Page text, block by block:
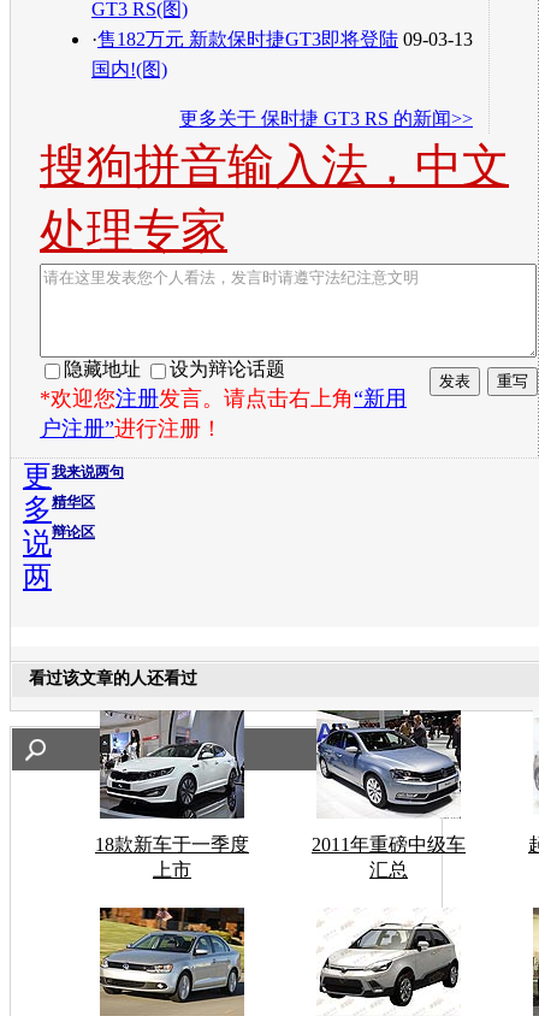
GT3 RS(图)
09-03-13
·售182万元 新款保时捷GT3即将登陆
国内!(图)
更多关于 保时捷 GT3 RS 的新闻>>
搜狗拼音输入法，中文
处理专家
隐藏地址 设为辩论话题
*欢迎您注册发言。请点击右上角“新用
户注册”进行注册！
我来说两句
精华区
辩论区
更
多
说
两
看过该文章的人还看过
18款新车于一季度
上市
2011年重磅中级车
汇总